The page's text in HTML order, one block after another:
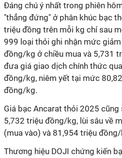
Đáng chú ý nhất trong phiên
"thẳng đứng" ở phân khúc bạc
triệu đồng trên mỗi kg chỉ sau
999 loại thỏi ghi nhận mức
đồng/kg ở chiều mua và 5,731
đưa giá giao dịch chính thức
đồng/kg, niêm yết tại mức
đồng/kg.
Giá bạc Ancarat thỏi 2025
5,732 triệu đồng/kg, lùi sâu về
(mua vào) và 81,954 triệu
Thương hiệu DOJI chứng kiến